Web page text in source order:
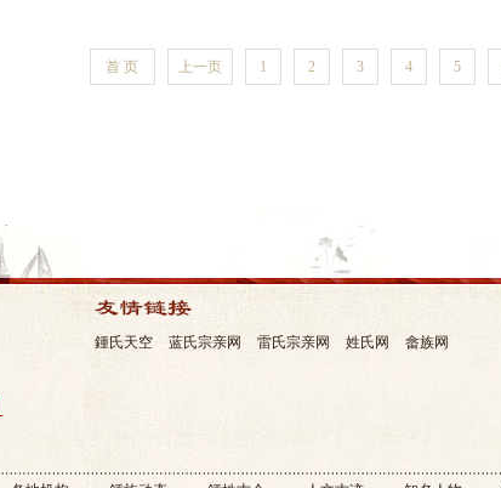
首 页 上一页 1 2 3 4 5
鍾氏天空 蓝氏宗亲网 雷氏宗亲网 姓氏网 畲族网